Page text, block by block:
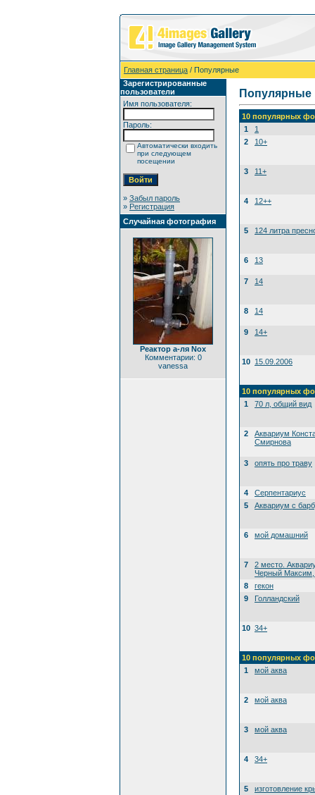
Главная страница / Популярные
Зарегистрированные
пользователи
Имя пользователя:
Пароль:
Автоматически входить
при следующем
посещении
» Забыл пароль
» Регистрация
Случайная фотография
Реактор а-ля Nox
Комментарии: 0
vanessa
Популярные
10 популярных
1
1
2
10+
3 11+
4 12++
5 124 литра
6 13
7 14
8 14
9 14+
10 15.09.2006
10 популярных
1
70 л, общий вид
2
Аквариум
Смирнова
3 опять про траву
4
Серпентариус
5
Аквариум с
6 мой домашний
7
2 место.
Черный Максим,
8
гекон
9
Голландский
10 34+
10 популярных
1
мой аква
2 мой аква
3 мой аква
4 34+
5 изготовление